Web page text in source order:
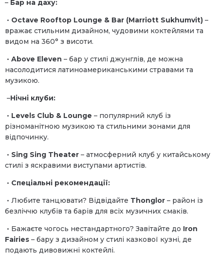
– Бар на даху:
• Octave Rooftop Lounge & Bar (Marriott Sukhumvit) –
вражає стильним дизайном, чудовими коктейлями та
видом на 360° з висоти.
• Above Eleven – бар у стилі джунглів, де можна
насолодитися латиноамериканськими стравами та
музикою.
–Нічні клуби:
• Levels Club & Lounge – популярний клуб із
різноманітною музикою та стильними зонами для
відпочинку.
• Sing Sing Theater – атмосферний клуб у китайському
стилі з яскравими виступами артистів.
• Спеціальні рекомендації:
• Любите танцювати? Відвідайте Thonglor – район із
безліччю клубів та барів для всіх музичних смаків.
• Бажаєте чогось нестандартного? Завітайте до Iron
Fairies – бару з дизайном у стилі казкової кузні, де
подають дивовижні коктейлі.